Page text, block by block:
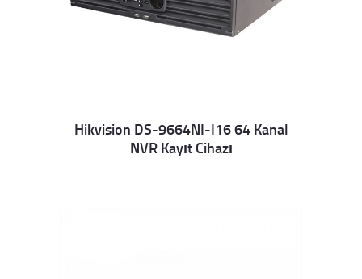
Details
Hikvision DS-9664NI-I16 64 Kanal
NVR Kayıt Cihazı